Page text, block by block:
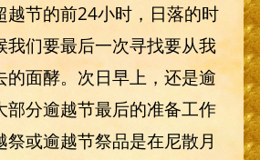
越节的前24小时，日落的时
我们要最后一次寻找要从我
的面酵。次日早上，还是逾
部分逾越节最后的准备工作
祭或逾越节祭品是在尼散月